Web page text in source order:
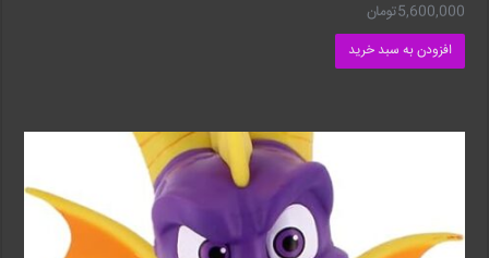
5,600,000تومان
افزودن به سبد خرید